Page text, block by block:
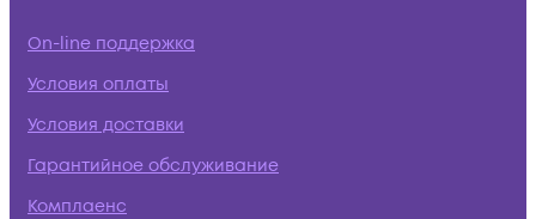
On-line поддержка
Условия оплаты
Условия доставки
Гарантийное обслуживание
Комплаенс